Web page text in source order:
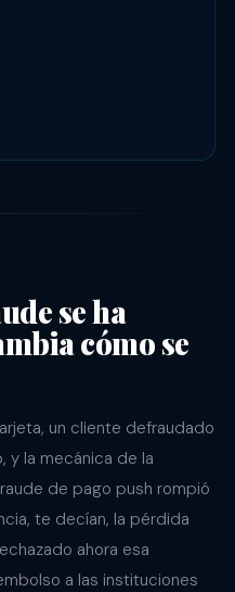
se ha
cómo se
un cliente defraudado
y la mecánica de la
de pago push rompió
te decían, la pérdida
ahora esa
a las instituciones